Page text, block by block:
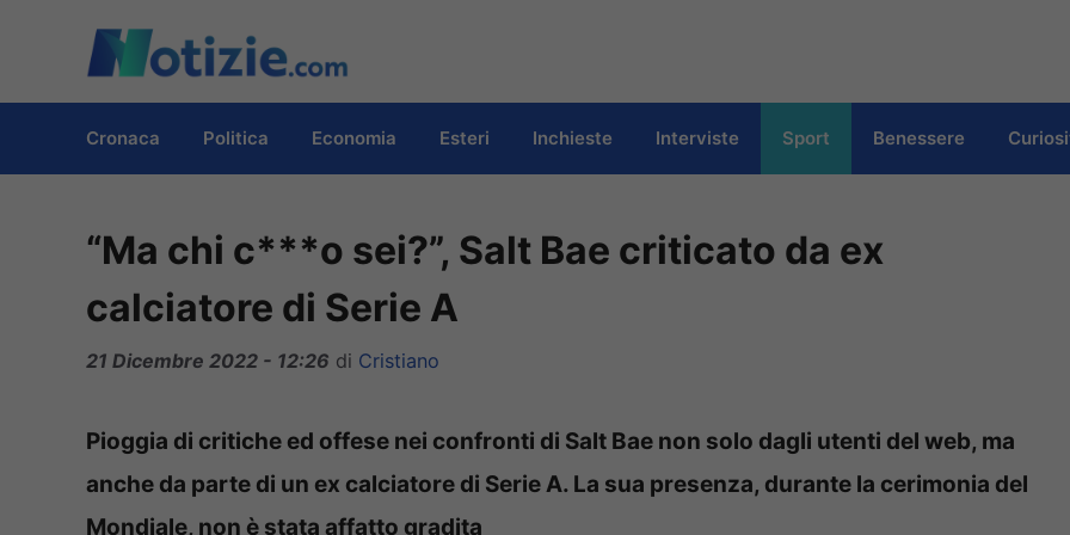
contenuto
Cronaca Politica Economia Esteri Inchieste Interviste Sport Benessere
“Ma chi c***o sei?”, Salt Bae criticato da ex
calciatore di Serie A
21 Dicembre 2022 - 12:26 di Cristiano
Pioggia di critiche ed offese nei confronti di Salt Bae non solo dagli utenti del web, ma
anche da parte di un ex calciatore di Serie A. La sua presenza, durante la cerimonia del
Mondiale, non è stata affatto gradita